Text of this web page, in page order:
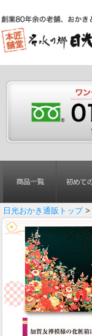
日光おかき通販トップ>